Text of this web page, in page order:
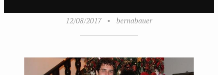
12/08/2017 • bernabauer